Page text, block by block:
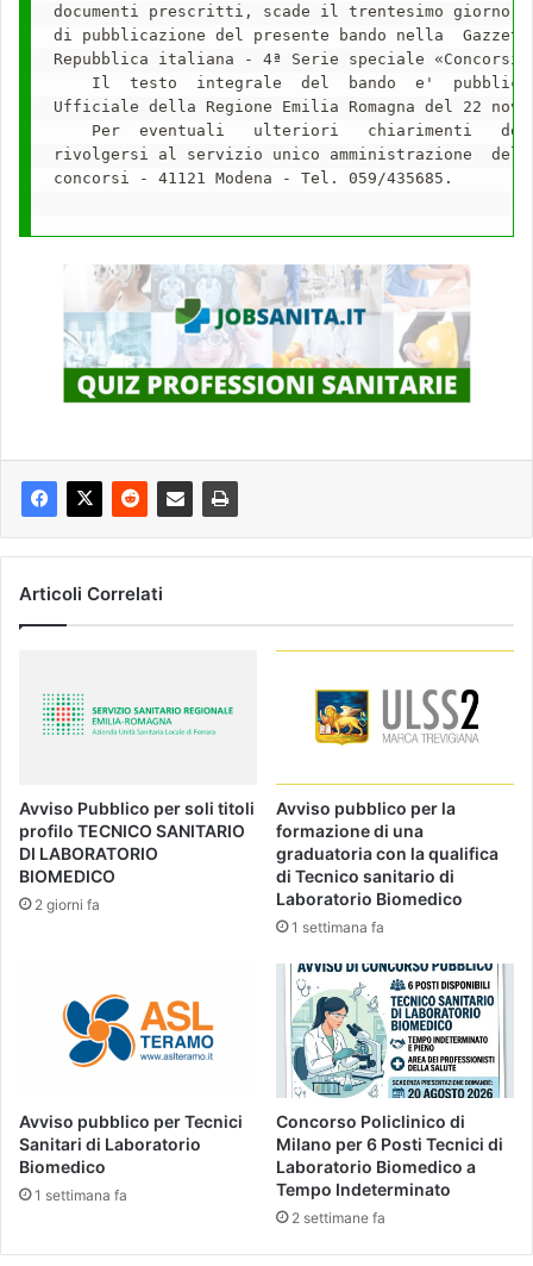
documenti prescritti, scade il trentesimo giorno
di pubblicazione del presente bando nella
Repubblica italiana - 4ª Serie speciale «Concorsi
Il  testo  integrale  del  bando  e'
Ufficiale della Regione Emilia Romagna del 22
Per  eventuali   ulteriori   chiarimenti
rivolgersi al servizio unico amministrazione
concorsi - 41121 Modena - Tel. 059/435685.
Articoli Correlati
Avviso Pubblico per soli titoli
profilo TECNICO SANITARIO
DI LABORATORIO
BIOMEDICO
2 giorni fa
Avviso pubblico per la
formazione di una
graduatoria con la qualifica
di Tecnico sanitario di
Laboratorio Biomedico
1 settimana fa
Avviso pubblico per Tecnici
Sanitari di Laboratorio
Biomedico
1 settimana fa
Concorso Policlinico di
Milano per 6 Posti Tecnici di
Laboratorio Biomedico a
Tempo Indeterminato
2 settimane fa